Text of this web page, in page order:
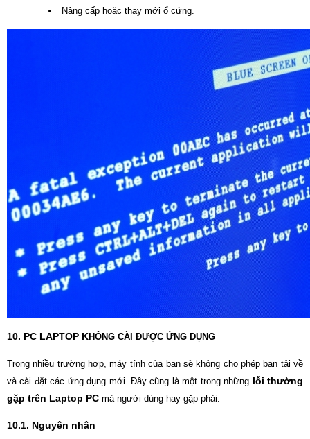
Nâng cấp hoặc thay mới ổ cứng.
10. PC LAPTOP KHÔNG CÀI ĐƯỢC ỨNG DỤNG
Trong nhiều trường hợp, máy tính của bạn sẽ không cho phép bạn tải về
và cài đặt các ứng dụng mới. Đây cũng là một trong những lỗi thường
gặp trên Laptop PC mà người dùng hay gặp phải.
10.1. Nguyên nhân